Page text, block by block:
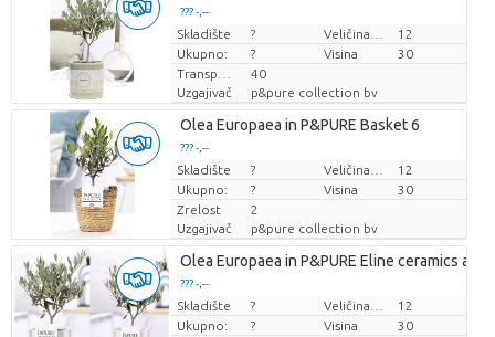
??? -,--
Cijena po komadu
Skladište ?
12
Ukupno:
? Visina
30
40
Uzgajivač
p&pure collection bv
Olea Europaea in P&PURE Basket 6
??? -,--
Cijena po komadu
Skladište ?
12
Ukupno:
? Visina
30
Zrelost
2
Uzgajivač
p&pure collection bv
Olea Europaea in P&PURE Eline ceramics ass.
??? -,--
Cijena po komadu
Skladište ?
12
Ukupno:
? Visina
30